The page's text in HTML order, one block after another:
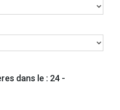
dans le : 24 -